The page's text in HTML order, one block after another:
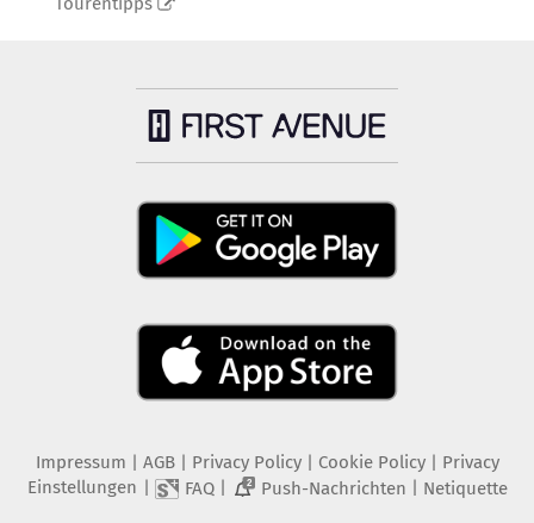
Impressum AGB Privacy Policy| Cookie Policy| Privacy
Einstellungen
FAQ| 2 Push-Nachrichten Netiquette